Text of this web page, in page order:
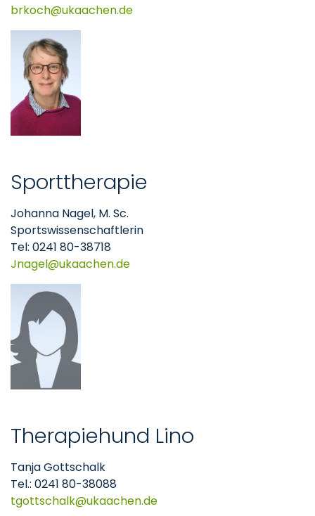
brkoch
ukaachende
Sporttherapie
Johanna Nagel, M. Sc.
Sportswissenschaftlerin
Tel: 0241 80-38718
Jnagel
ukaachende
Therapiehund Lino
Tanja Gottschalk
Tel.: 0241 80-38088
tgottschalk
ukaachende